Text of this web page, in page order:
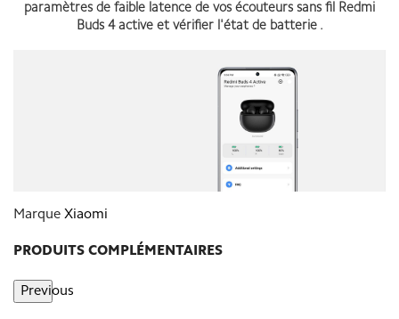
paramètres de faible latence de vos écouteurs sans fil Redmi
Buds 4 active et vérifier l'état de batterie .
Marque Xiaomi
PRODUITS COMPLÉMENTAIRES
Previous